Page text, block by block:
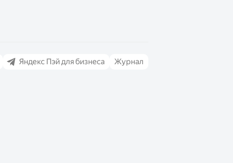
Яндекс Пэй для бизнеса Журнал